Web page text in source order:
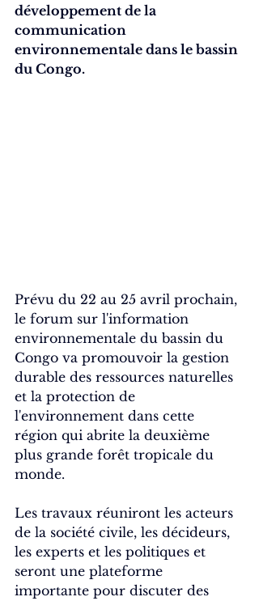
développement de la
communication
environnementale dans le bassin
du Congo.
Prévu du 22 au 25 avril prochain,
le forum sur l'information
environnementale du bassin du
Congo va promouvoir la gestion
durable des ressources naturelles
et la protection de
l'environnement dans cette
région qui abrite la deuxième
plus grande forêt tropicale du
monde.
Les travaux réuniront les acteurs
de la société civile, les décideurs,
les experts et les politiques et
seront une plateforme
importante pour discuter des